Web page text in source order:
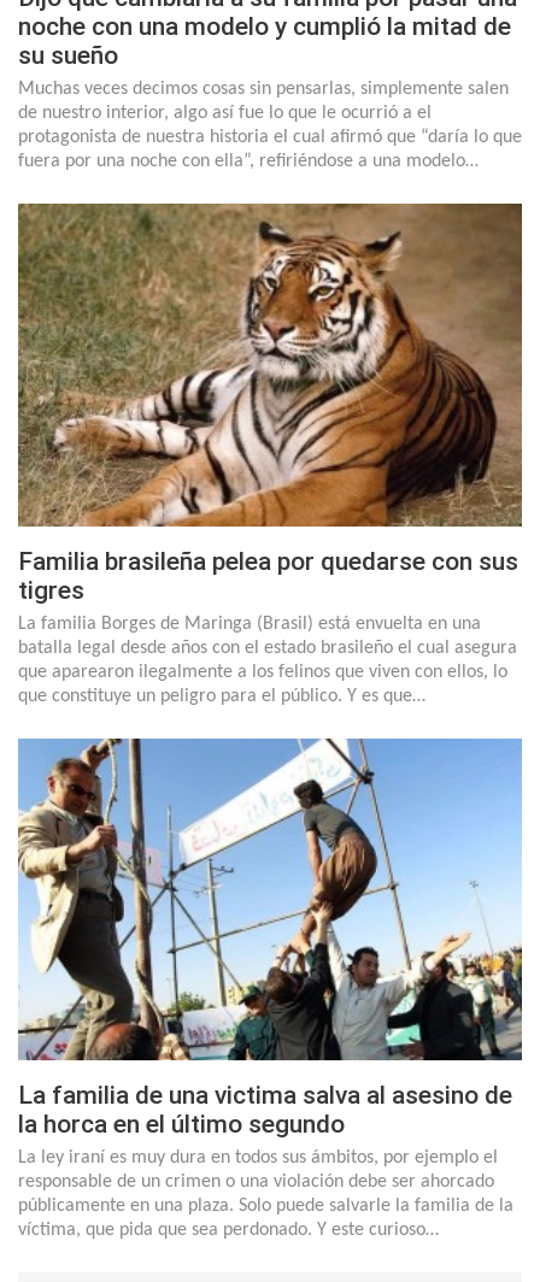
noche con una modelo y cumplió la mitad de
su sueño
Muchas veces decimos cosas sin pensarlas, simplemente salen
de nuestro interior, algo así fue lo que le ocurrió a el
protagonista de nuestra historia el cual afirmó que “daría lo que
fuera por una noche con ella”, refiriéndose a una modelo…
Familia brasileña pelea por quedarse con sus
tigres
La familia Borges de Maringa (Brasil) está envuelta en una
batalla legal desde años con el estado brasileño el cual asegura
que aparearon ilegalmente a los felinos que viven con ellos, lo
que constituye un peligro para el público. Y es que…
La familia de una victima salva al asesino de
la horca en el último segundo
La ley iraní es muy dura en todos sus ámbitos, por ejemplo el
responsable de un crimen o una violación debe ser ahorcado
públicamente en una plaza. Solo puede salvarle la familia de la
víctima, que pida que sea perdonado. Y este curioso…